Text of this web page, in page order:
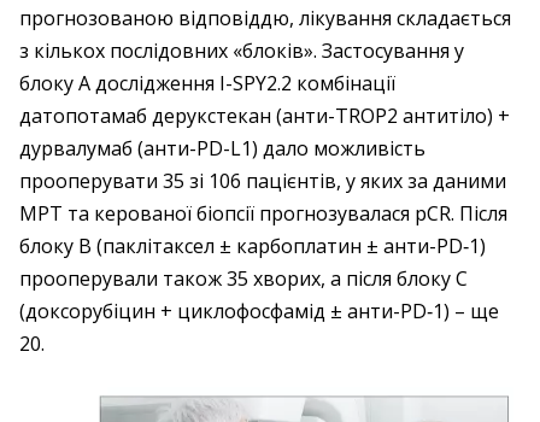
прогнозованою відповіддю, лікування складається
з кількох послідовних «блоків». Застосування у
блоку А дослідження І-SPY2.2 комбінації
датопотамаб дерукстекан (анти-TROP2 антитіло) +
дурвалумаб (анти-PD-L1) дало можливість
прооперувати 35 зі 106 пацієнтів, у яких за даними
МРТ та керованої біопсії прогнозувалася pCR. Після
блоку B (паклітаксел ± карбоплатин ± анти-PD‑1)
прооперували також 35 хворих, а після блоку C
(доксорубіцин + циклофосфамід ± анти-PD‑1) – ще
20.